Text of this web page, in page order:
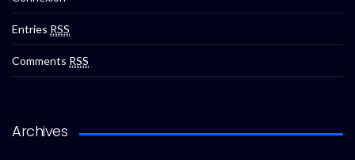
Entries RSS
Comments RSS
Archives